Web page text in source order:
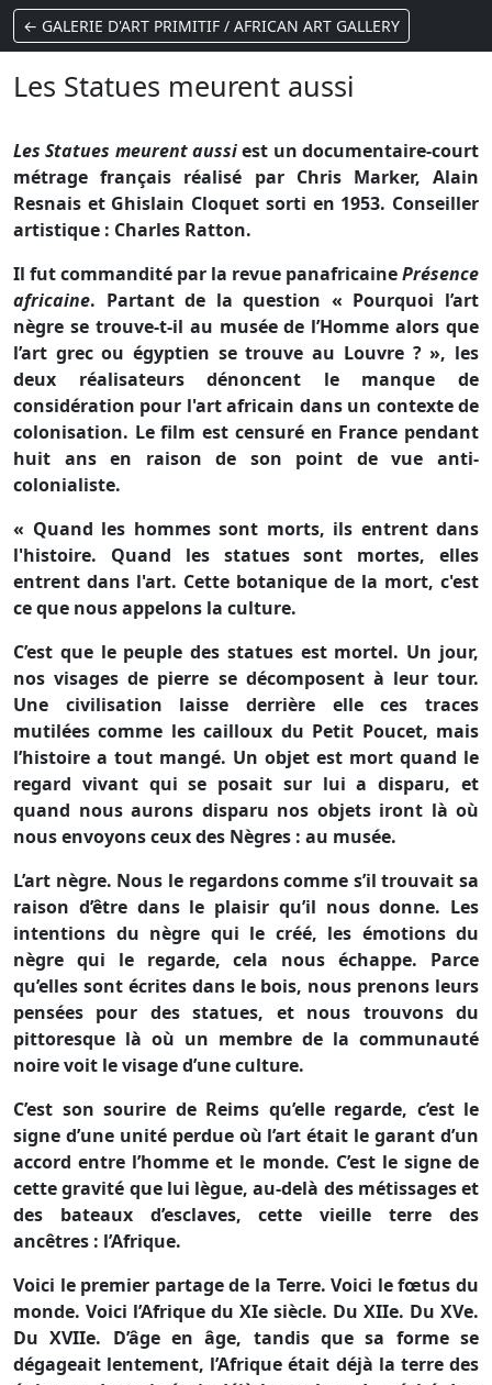
← GALERIE D'ART PRIMITIF / AFRICAN ART GALLERY
Les Statues meurent aussi
Les Statues meurent aussiest un documentaire-court
métrage français réalisé par Chris Marker, Alain
Resnais et Ghislain Cloquet sorti en 1953. Conseiller
artistique : Charles Ratton.
Il fut commandité par la revue panafricainePrésence
africaine. Partant de la question « Pourquoi l’art
nègre se trouve-t-il au musée de l’Homme alors que
l’art grec ou égyptien se trouve au Louvre ? », les
deux réalisateurs dénoncent le manque de
considération pour l'art africain dans un contexte de
colonisation. Le film est censuré en France pendant
huit ans en raison de son point de vue anti-
colonialiste.
« Quand les hommes sont morts, ils entrent dans
l'histoire. Quand les statues sont mortes, elles
entrent dans l'art. Cette botanique de la mort, c'est
ce que nous appelons la culture.
C’est que le peuple des statues est mortel. Un jour,
nos visages de pierre se décomposent à leur tour.
Une civilisation laisse derrière elle ces traces
mutilées comme les cailloux du Petit Poucet, mais
l’histoire a tout mangé. Un objet est mort quand le
regard vivant qui se posait sur lui a disparu, et
quand nous aurons disparu nos objets iront là où
nous envoyons ceux des Nègres : au musée.
L’art nègre. Nous le regardons comme s’il trouvait sa
raison d’être dans le plaisir qu’il nous donne. Les
intentions du nègre qui le créé, les émotions du
nègre qui le regarde, cela nous échappe. Parce
qu’elles sont écrites dans le bois, nous prenons leurs
pensées pour des statues, et nous trouvons du
pittoresque là où un membre de la communauté
noire voit le visage d’une culture.
C’est son sourire de Reims qu’elle regarde, c’est le
signe d’une unité perdue où l’art était le garant d’un
accord entre l’homme et le monde. C’est le signe de
cette gravité que lui lègue, au-delà des métissages et
des bateaux d’esclaves, cette vieille terre des
ancêtres : l’Afrique.
Voici le premier partage de la Terre. Voici le fœtus du
monde. Voici l’Afrique du XIe siècle. Du XIIe. Du XVe.
Du XVIIe. D’âge en âge, tandis que sa forme se
dégageait lentement, l’Afrique était déjà la terre des